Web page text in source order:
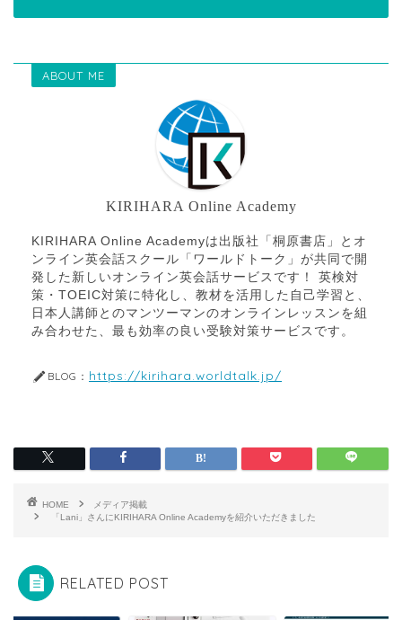
ABOUT ME
KIRIHARA Online Academy
KIRIHARA Online Academyは出版社「桐原書店」とオ
ンライン英会話スクール「ワールドトーク」が共同で開
発した新しいオンライン英会話サービスです！ 英検対
策・TOEIC対策に特化し、教材を活用した自己学習と、
日本人講師とのマンツーマンのオンラインレッスンを組
み合わせた、最も効率の良い受験対策サービスです。
BLOG： https://kirihara.worldtalk.jp/
HOME
メディア掲載
「Lani」さんにKIRIHARA Online Academyを紹介いただきました
RELATED POST